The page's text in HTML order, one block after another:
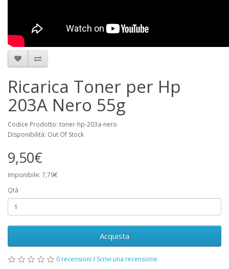
Ricarica Toner per Hp
203A Nero 55g
Codice Prodotto: toner-hp-203a-nero
Disponibilità: Out Of Stock
9,50€
Imponibile: 7,79€
Qtà
Acquista
0 recensioni / Scrivi una recensione